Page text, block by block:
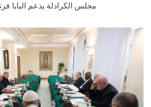
مجلس الكرادلة يدعم البابا